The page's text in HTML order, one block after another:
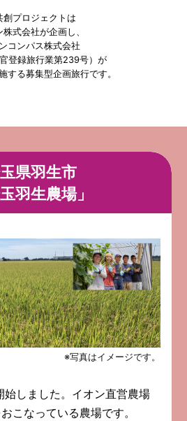
創プロジェクトは
株式会社が企画し、
コンパス株式会社
官登録旅行業第239号）が
する募集型企画旅行です。
県羽生市
玉羽生農場」
※写真はイメージです。
始しました。イオン直営農場
こなっている農場です。